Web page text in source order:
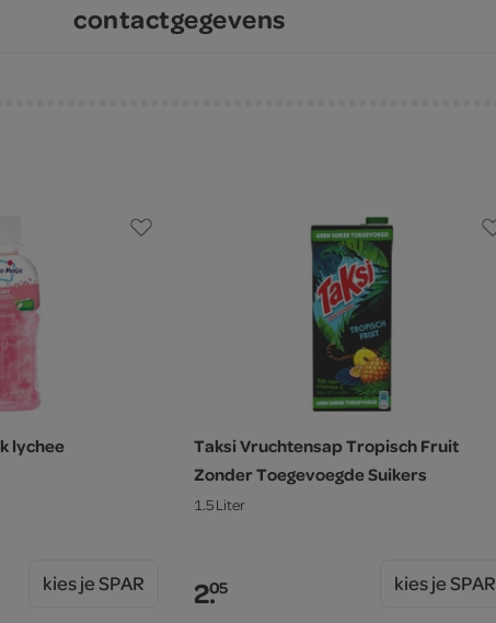
contactgegevens
lychee
kies je SPAR
Taksi Vruchtensap Tropisch Fruit
Zonder Toegevoegde Suikers
1.5 Liter
2.05 kies je SPAR